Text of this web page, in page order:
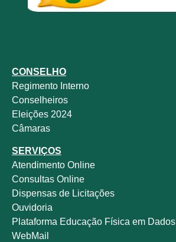
CONSELHO
Regimento Interno
Conselheiros
Eleições 2024
Câmaras
SERVIÇOS
Atendimento Online
Consultas Online
Dispensas de Licitações
Ouvidoria
Plataforma Educação Física em Dados
WebMail